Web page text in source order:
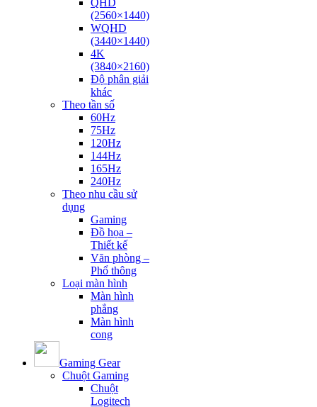
QHD
(2560×1440)
WQHD
(3440×1440)
4K
(3840×2160)
Độ phân giải
khác
Theo tần số
60Hz
75Hz
120Hz
144Hz
165Hz
240Hz
Theo nhu cầu sử
dụng
Gaming
Đồ họa –
Thiết kế
Văn phòng –
Phổ thông
Loại màn hình
Màn hình
phẳng
Màn hình
cong
Gaming Gear
Chuột Gaming
Chuột
Logitech